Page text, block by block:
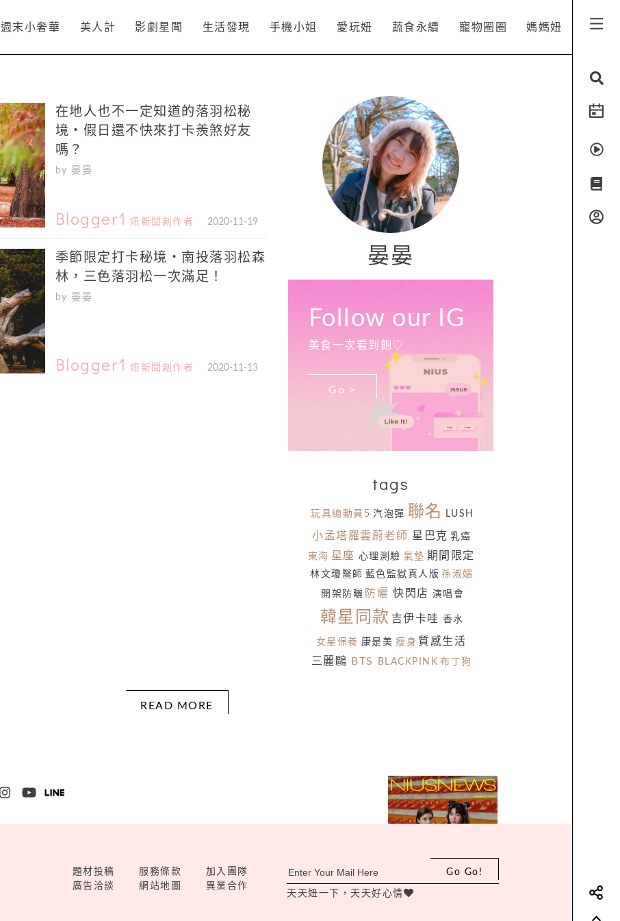
週末小奢華 美人計 影劇星聞 生活發現 手機小姐 愛玩妞 蔬食永續 寵物圈圈 媽媽妞
在地人也不一定知道的落羽松秘
境・假日還不快來打卡羨煞好友
嗎？
by 晏晏
Blogger1 妞新聞創作者 2020-11-19
季節限定打卡秘境・南投落羽松森
林，三色落羽松一次滿足！
by 晏晏
Blogger1 妞新聞創作者 2020-11-13
晏晏
Follow our IG
美食一次看到飽♡
Go >
tags
玩具總動員5 汽泡彈 聯名 LUSH
小孟塔羅雲蔚老師 星巴克 乳癌
東海 星座 心理測驗 氣墊 期間限定
林文瓊醫師 藍色監獄真人版 孫淑媚
開架防曬 防曬 快閃店 演唱會
韓星同款 吉伊卡哇 香水
女星保養 康是美 瘦身 質感生活
三麗鷗
BTS BLACKPINK 布丁狗
READ MORE
題材投稿 服務條款
加入團隊
廣告洽談
網站地圖 異業合作
Go Go!
天天妞一下，天天好心情